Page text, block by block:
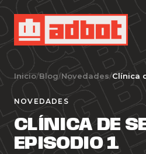
Inicio/Blog/Novedades/Clínica
NOVEDADES
CLÍNICA DE
EPISODIO 1